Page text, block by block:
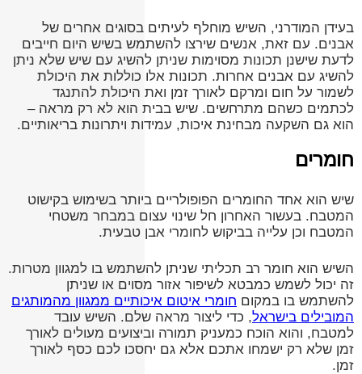
בעידן המודרני, השיש מוחלף לעיתים בסוגים אחרים של
אבנים. עם זאת, אנשים שירצו להשתמש בשיש היום חייבים
לדעת שישנן תכונות מסוימות שניתן להשיג עם שיש שלא ניתן
להשיג עם אבנים אחרות. תכונות אלו כוללות את היכולת
לשמור על חום ומרקם לאורך זמן ואת היכולת להתנגד
לכתמים כשהם מתרחשים. שיש בבית הוא לא רק מראה –
הוא גם השקעה מבחינת איכות, עמידות ויתרונות בריאותיים.
חומרים
שיש הוא אחד החומרים הפופולריים ביותר בשימוש בקישוט
המטבח. בעשור האחרון חל שינוי עצום במבחר משטחי
המטבח וכן עלייה בביקוש לחומרי אבן טבעית.
השיש הוא חומר רב תכליתי שניתן להשתמש בו למגוון מטרות.
זה יכול לשמש כמבטא לשיפור אזור מסוים או שניתן
להשתמש בו במקום חומרי איטום איכותיים ממגוון מהמותגים
המובילים בישראל, כדי ליצור מראה שלם. השיש עובד
למטבח, והוא הוכח כמעניק תמורה וביצועים מעולים לאורך
זמן שלא רק ישמחו אתכם אלא גם יחסכו לכם כסף לאורך
זמן.